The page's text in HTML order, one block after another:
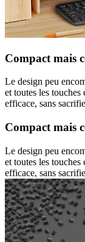
Compact mais
Le design peu
et toutes les touches
efficace, sans
Compact mais
Le design peu
et toutes les touches
efficace, sans